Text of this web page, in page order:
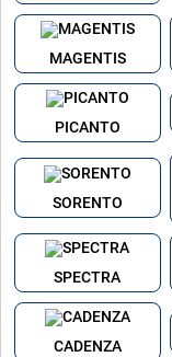
MAGENTIS
PICANTO
SORENTO
SPECTRA
CADENZA